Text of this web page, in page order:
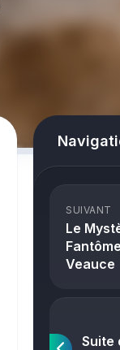
SUIVANT
Le
Veauce
Suite